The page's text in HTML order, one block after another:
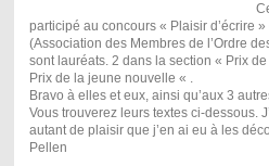
participé au concours « Plaisir d’écrire »
(Association des Membres de l’Ordre
sont lauréats. 2 dans la section « Prix
Prix de la jeune nouvelle « .
Bravo à elles et eux, ainsi qu’aux 3
Vous trouverez leurs textes ci-dessous.
autant de plaisir que j’en ai eu à les
Pellen